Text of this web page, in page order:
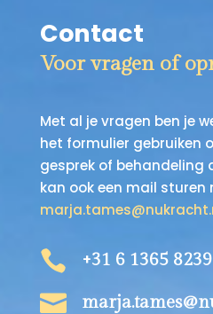
Contact
Voor vragen of
Met al je vragen ben je
het formulier gebruiken
gesprek of behandeling
kan ook een mail sturen
 +31 6 1365 8239
